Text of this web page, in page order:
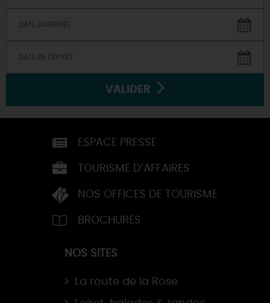
VALIDER
ESPACE PRESSE
TOURISME D’AFFAIRES
NOS OFFICES DE TOURISME
BROCHURES
NOS SITES
La route de la Rose